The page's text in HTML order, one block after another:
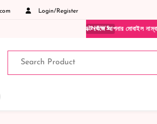
Login/Register
NEWS
করতে প্রোডাক্ট পেজে আপনার মোবাইল নাম্বার দিন অথবা